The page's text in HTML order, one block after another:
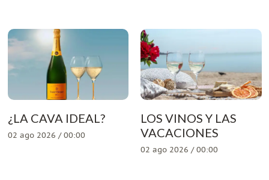
¿LA CAVA IDEAL?
02 ago 2026 / 00:00
LOS VINOS Y LAS
VACACIONES
02 ago 2026 / 00:00